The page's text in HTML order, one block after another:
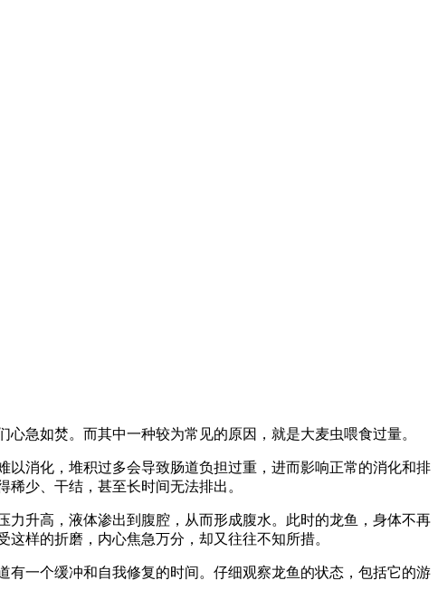
急如焚。而其中一种较为常见的原因，就是大麦虫喂食过量。
消化，堆积过多会导致肠道负担过重，进而影响正常的消化和排
少、干结，甚至长时间无法排出。
升高，液体渗出到腹腔，从而形成腹水。此时的龙鱼，身体不再
样的折磨，内心焦急万分，却又往往不知所措。
一个缓冲和自我修复的时间。仔细观察龙鱼的状态，包括它的游